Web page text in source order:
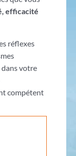
efficacité
réflexes
votre
compétent